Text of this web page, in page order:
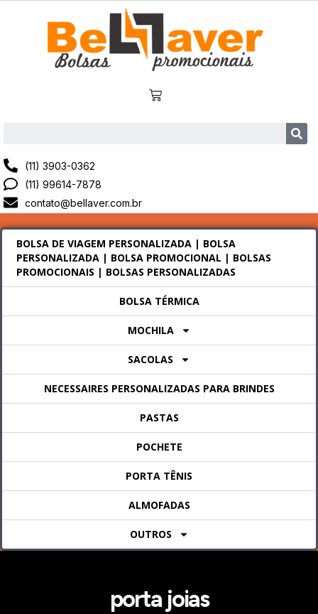
(11) 3903-0362
(11) 99614-7878
contato@bellaver.com.br
BOLSA DE VIAGEM PERSONALIZADA | BOLSA
PERSONALIZADA | BOLSA PROMOCIONAL | BOLSAS
PROMOCIONAIS | BOLSAS PERSONALIZADAS
BOLSA TÉRMICA
MOCHILA
SACOLAS
NECESSAIRES PERSONALIZADAS PARA BRINDES
PASTAS
POCHETE
PORTA TÊNIS
ALMOFADAS
OUTROS
porta joias